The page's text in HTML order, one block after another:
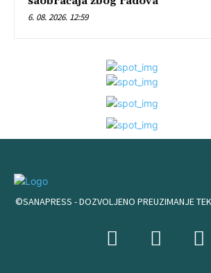
6. 08. 2026. 12:59
©SANAPRESS - DOZVOLJENO PREUZIMANJE